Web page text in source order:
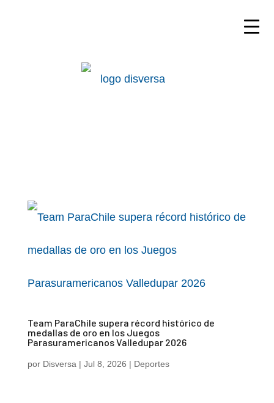
Team ParaChile supera récord histórico de
medallas de oro en los Juegos
Parasuramericanos Valledupar 2026
por Disversa | Jul 8, 2026 | Deportes